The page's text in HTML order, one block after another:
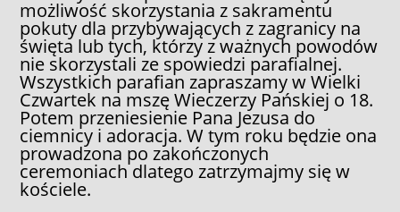
możliwość skorzystania z sakramentu
pokuty dla przybywających z zagranicy na
święta lub tych, którzy z ważnych powodów
nie skorzystali ze spowiedzi parafialnej.
Wszystkich parafian zapraszamy w Wielki
Czwartek na mszę Wieczerzy Pańskiej o 18.
Potem przeniesienie Pana Jezusa do
ciemnicy i adoracja. W tym roku będzie ona
prowadzona po zakończonych
ceremoniach dlatego zatrzymajmy się w
kościele.